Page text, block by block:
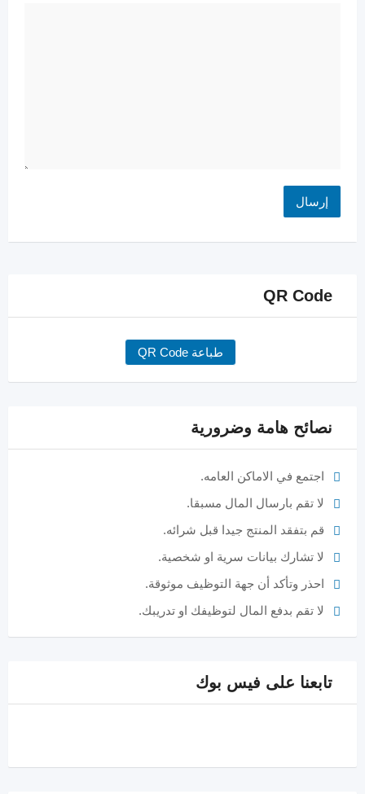
QR Code
طباعة QR Code
نصائح هامة وضرورية
اجتمع في الاماكن العامه.
لا تقم بارسال المال مسبقا.
قم بتفقد المنتج جيدا قبل شرائه.
لا تشارك بيانات سرية او شخصية.
احذر وتأكد أن جهة التوظيف موثوقة.
لا تقم بدفع المال لتوظيفك او تدريبك.
تابعنا على فيس بوك